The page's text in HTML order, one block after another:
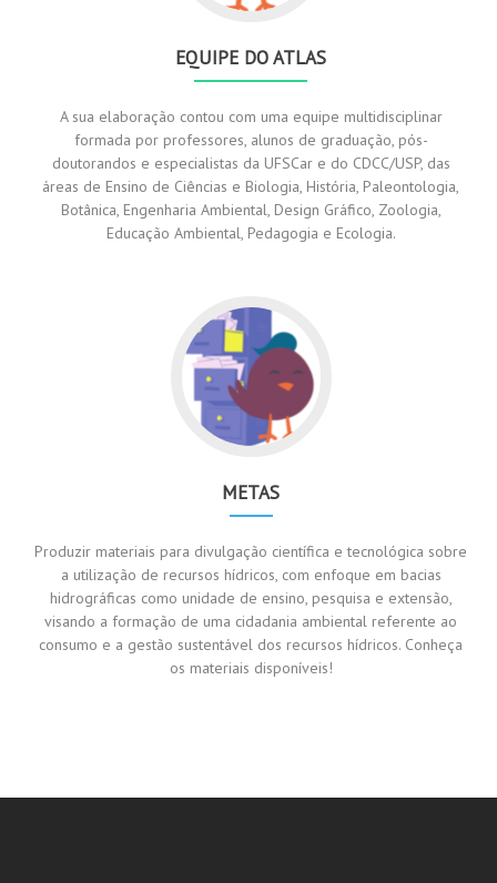
EQUIPE DO ATLAS
A sua elaboração contou com uma equipe multidisciplinar
formada por professores, alunos de graduação, pós-
doutorandos e especialistas da UFSCar e do CDCC/USP, das
áreas de Ensino de Ciências e Biologia, História, Paleontologia,
Botânica, Engenharia Ambiental, Design Gráfico, Zoologia,
Educação Ambiental, Pedagogia e Ecologia.
METAS
Produzir materiais para divulgação científica e tecnológica sobre
a utilização de recursos hídricos, com enfoque em bacias
hidrográficas como unidade de ensino, pesquisa e extensão,
visando a formação de uma cidadania ambiental referente ao
consumo e a gestão sustentável dos recursos hídricos. Conheça
os materiais disponíveis!